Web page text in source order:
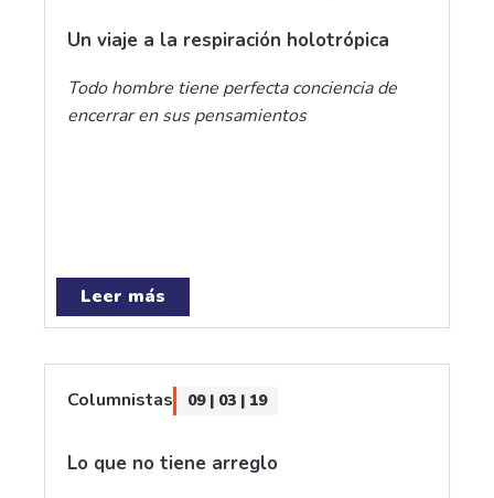
Un viaje a la respiración holotrópica
Todo hombre tiene perfecta conciencia de
encerrar en sus pensamientos
Leer más
Columnistas 09 | 03 | 19
Lo que no tiene arreglo